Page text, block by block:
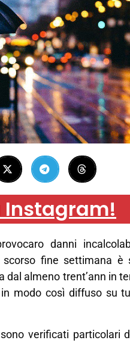
Instagram!
danni
fine settimana è
dal almeno trent’ann in
modo così diffuso su
verificati particolari